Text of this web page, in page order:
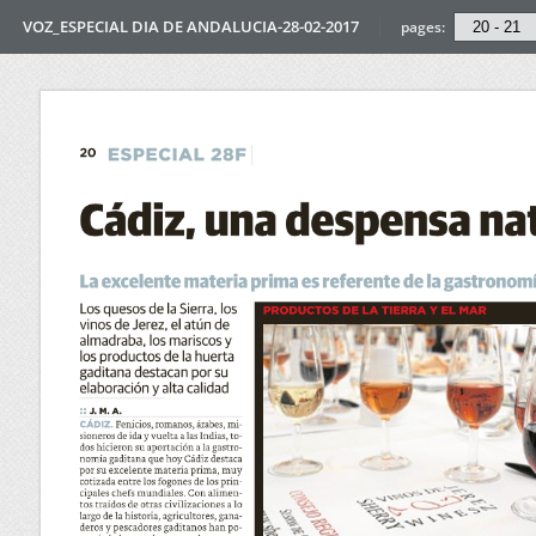
VOZ_ESPECIAL DIA DE ANDALUCIA-28-02-2017 pages: